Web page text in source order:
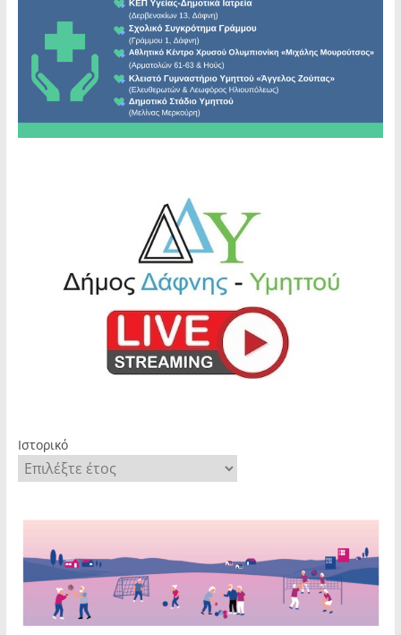
Ιστορικό